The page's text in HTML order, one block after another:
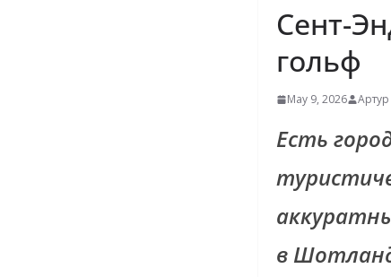
Сент-
гольф
May 9, 2026
Есть
в